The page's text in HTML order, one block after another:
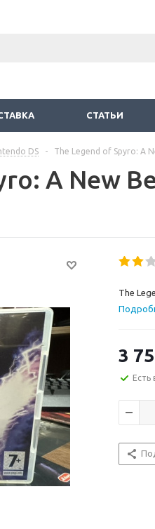
СТАТЬИ
DS - The Legend of Spyro: A
A New
The
3
Есть